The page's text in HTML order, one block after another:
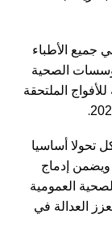
جميع الأطباء
الصحية
الملتحقة
.
تحولا أساسيا
كانت قائمة منذ 33 سنة، ويضمن إدماج
العمومية
العدالة في